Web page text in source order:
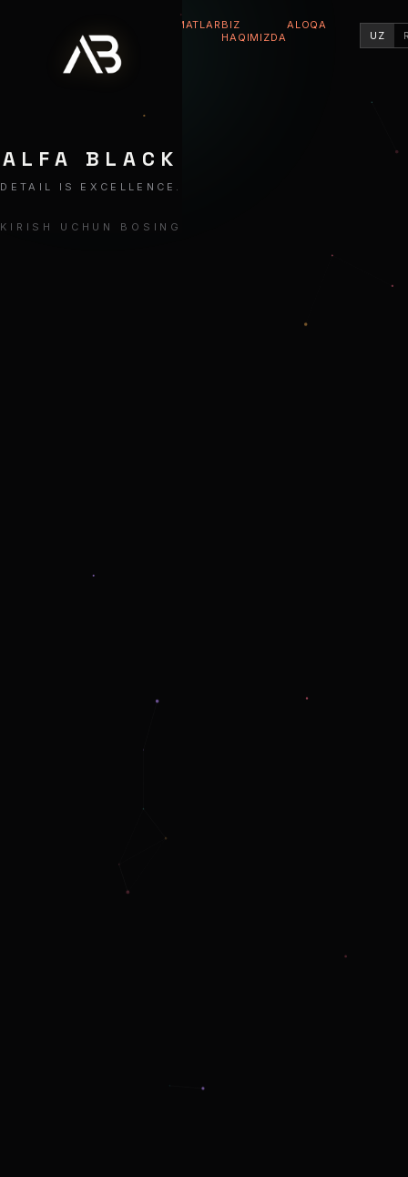
ALFA BLACK
DETAIL IS EXCELLENCE.
KIRISH UCHUN BOSING
ALFA BLACK
XIZMATLAR BIZ
HAQIMIZDA
ALOQA
UZ